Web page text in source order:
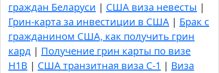
граждан Беларуси | США виза невесты |
Грин-карта за инвестиции в США | Брак с
гражданином США, как получить грин
кард | Получение грин карты по визе
H1B | США транзитная виза C-1 | Виза